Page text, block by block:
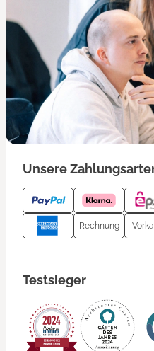
Unsere
Rechnung
Testsieger